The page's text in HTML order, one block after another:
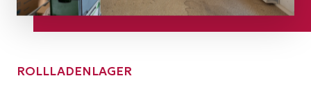
ROLLLADENLAGER